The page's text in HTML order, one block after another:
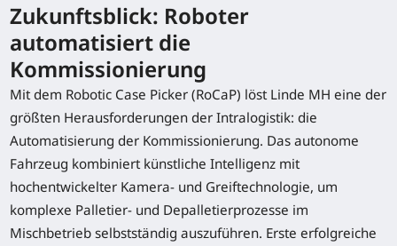
Zukunftsblick: Roboter
automatisiert die
Kommissionierung
Mit dem Robotic Case Picker (RoCaP) löst Linde MH eine der
größten Herausforderungen der Intralogistik: die
Automatisierung der Kommissionierung. Das autonome
Fahrzeug kombiniert künstliche Intelligenz mit
hochentwickelter Kamera- und Greiftechnologie, um
komplexe Palletier- und Depalletierprozesse im
Mischbetrieb selbstständig auszuführen. Erste erfolgreiche